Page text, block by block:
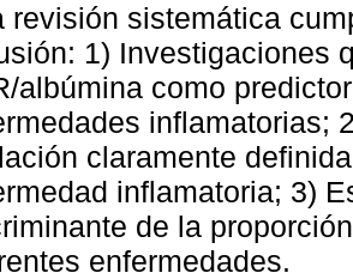
revisión sistemática
1) Investigaciones
albúmina como
inflamatorias;
claramente
inflamatoria; 3)
de la
enfermedades.